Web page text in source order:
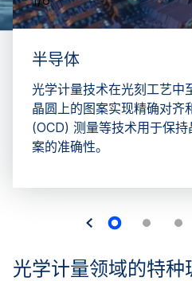
半导体
光学计量技术在光刻工艺中
晶圆上的图案实现精确对齐
(OCD) 测量等技术用于保
案的准确性。
光学计量领域的特种